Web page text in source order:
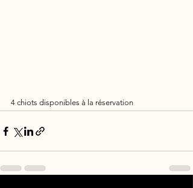
4 chiots disponibles à la réservation